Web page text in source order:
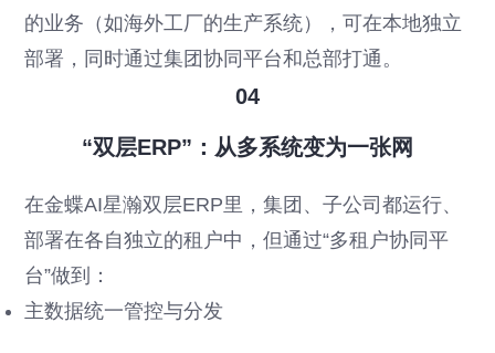
的业务（如海外工厂的生产系统），可在本地独立
部署，同时通过集团协同平台和总部打通。
04
“双层ERP”：从多系统变为一张网
在金蝶AI星瀚双层ERP里，集团、子公司都运行、
部署在各自独立的租户中，但通过“多租户协同平
台”做到：
主数据统一管控与分发